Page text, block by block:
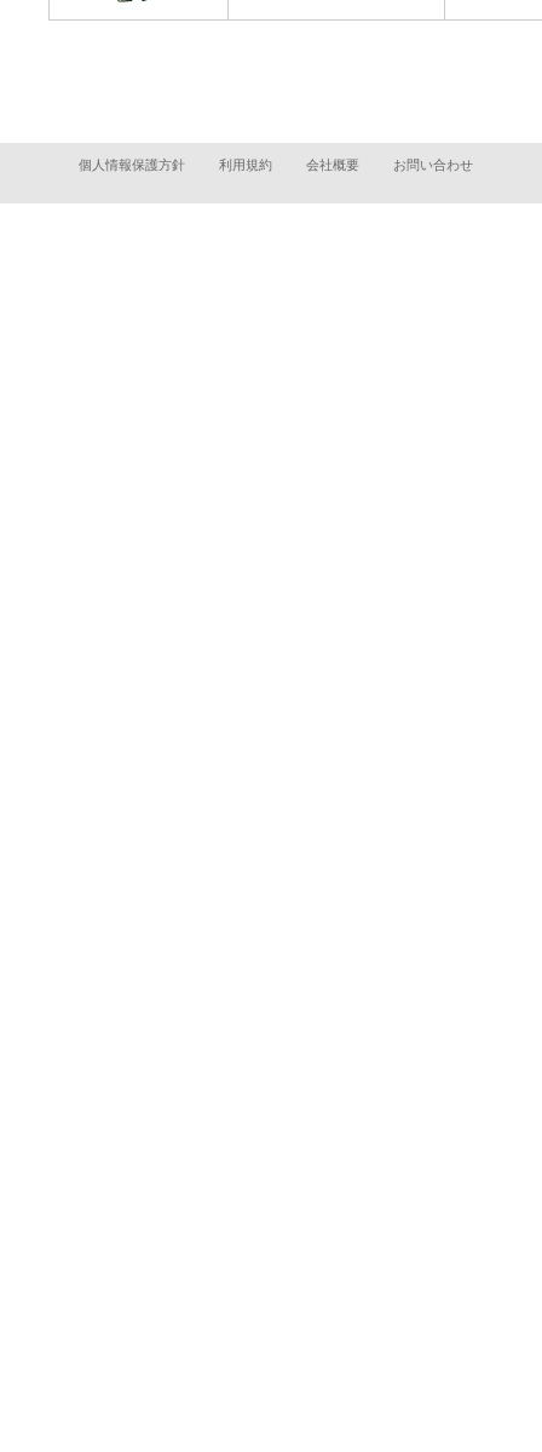
個人情報保護方針 利用規約 会社概要 お問い合わせ